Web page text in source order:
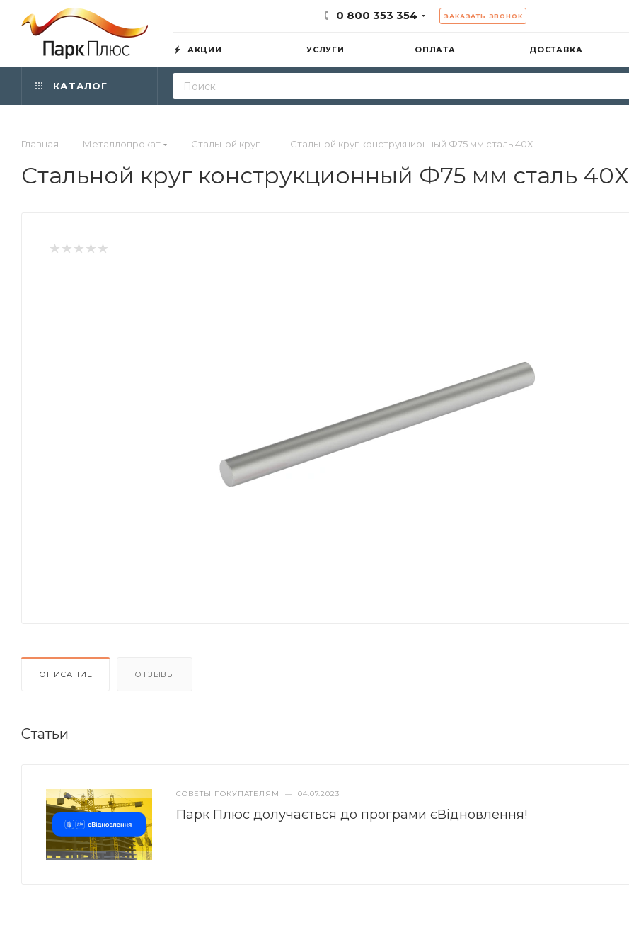
0 800 353 354 ЗАКАЗАТЬ ЗВОНОК
АКЦИИ УСЛУГИ ОПЛАТА ДОСТАВКА
КАТАЛОГ
Главная — Металлопрокат — Стальной круг — Стальной круг конструкционный Ф75 мм сталь 40Х
Стальной круг конструкционный Ф75 мм сталь 40Х
ОПИСАНИЕ ОТЗЫВЫ
Статьи
СОВЕТЫ ПОКУПАТЕЛЯМ — 04.07.2023
Парк Плюс долучається до програми єВідновлення!